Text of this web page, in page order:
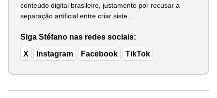
conteúdo digital brasileiro, justamente por recusar a
separação artificial entre criar siste...
Siga Stéfano nas redes sociais:
X Instagram Facebook TikTok